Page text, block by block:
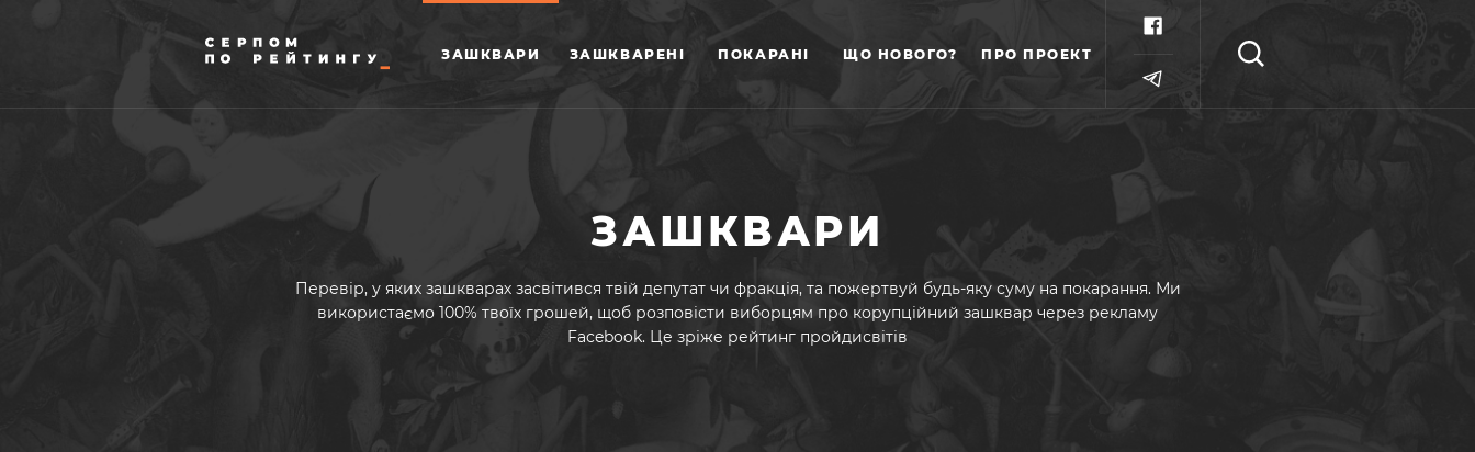
ЗАШКВАРИ ЗАШКВАРЕНІ ПОКАРАНІ ЩО НОВОГО? ПРО ПРОЕКТ
ЗАШКВАРИ
Перевір, у яких зашкварах засвітився твій депутат чи фракція, та пожертвуй будь-яку суму на покарання. Ми
використаємо 100% твоїх грошей, щоб розповісти виборцям про корупційний зашквар через рекламу
Facebook. Це зріже рейтинг пройдисвітів